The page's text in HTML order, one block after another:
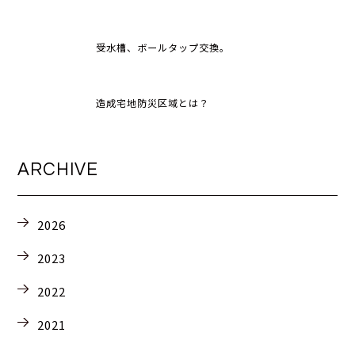
受水槽、ボールタップ交換。
造成宅地防災区域とは？
ARCHIVE
2026
2023
2022
2021